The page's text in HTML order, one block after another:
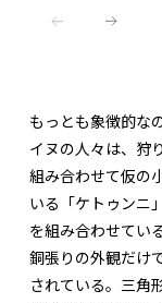
もっとも象徴的な
イヌの人々は、狩
組み合わせて仮の
いる「ケトゥンニ
を組み合わせてい
銅張りの外観だけ
されている。三角